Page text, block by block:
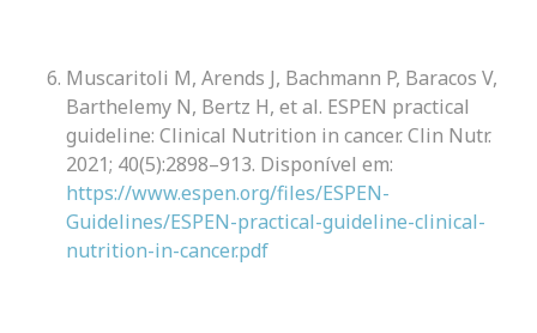
Muscaritoli M, Arends J, Bachmann P, Baracos V,
Barthelemy N, Bertz H, et al. ESPEN practical
guideline: Clinical Nutrition in cancer. Clin Nutr.
2021; 40(5):2898–913. Disponível em:
https://www.espen.org/files/ESPEN-
Guidelines/ESPEN-practical-guideline-clinical-
nutrition-in-cancer.pdf